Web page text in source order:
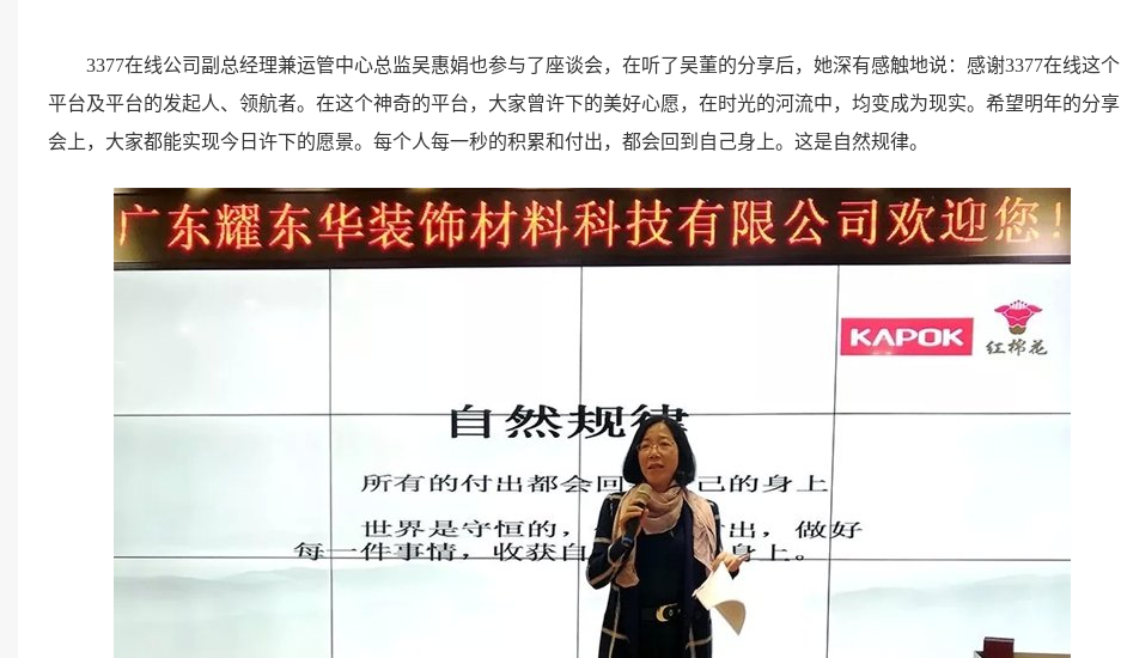
3377在线公司副总经理兼运管中心总监吴惠娟也参与了座谈会，在听了吴董的分享后，她深有感触地说：感谢3377在线这个
平台及平台的发起人、领航者。在这个神奇的平台，大家曾许下的美好心愿，在时光的河流中，均变成为现实。希望明年的分享
会上，大家都能实现今日许下的愿景。每个人每一秒的积累和付出，都会回到自己身上。这是自然规律。